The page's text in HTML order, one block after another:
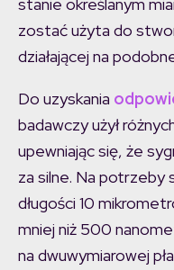
stanie określanym
zostać użyta do
działającej na
Do uzyskania
badawczy użył
upewniając się, że
za silne. Na potrzeby
długości 10
mniej niż 500
na dwuwymiarowej